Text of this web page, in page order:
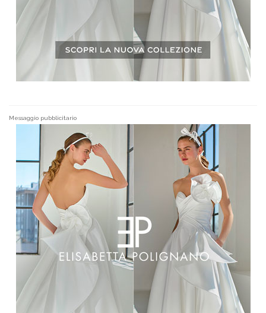
Messaggio pubblicitario